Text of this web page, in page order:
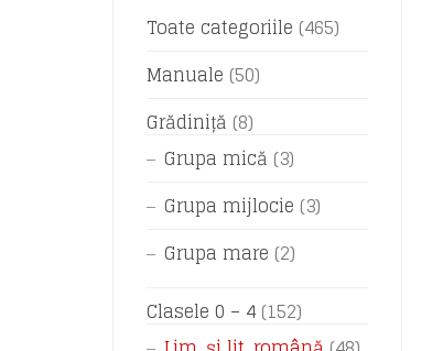
Toate categoriile (465)
Manuale (50)
Grădiniță (8)
Grupa mică (3)
Grupa mijlocie (3)
Grupa mare (2)
Clasele 0 – 4 (152)